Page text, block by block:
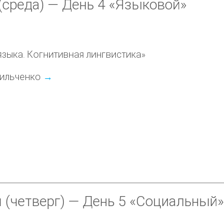
— День 4 «Языковой»
Когнитивная лингвистика»
→
(четверг) — День 5 «Социальный»